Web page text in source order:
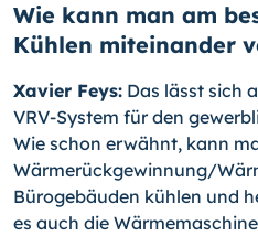
Wie kann man am
Kühlen miteinander
Xavier Feys: Das lässt sich
VRV-System für den
Wie schon erwähnt, kann
Wärmerückgewinnung/
Bürogebäuden kühlen und
es auch die